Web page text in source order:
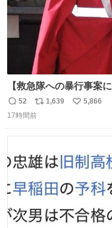
【救急隊への暴行事案について】 隊員
が、令和7年度の6件に
しています。 特に、この4日間で救急隊員に対する暴行事
応していきます。
返
信
52
リ
ポ
数
1,639
い
5,866
17時間前